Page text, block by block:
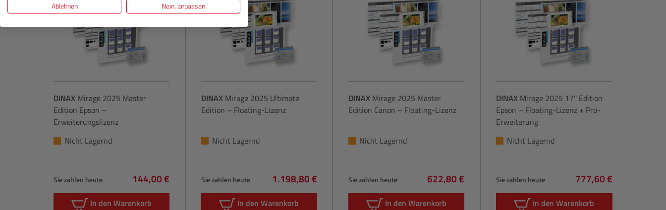
DINAX Mirage 2025 Master
Edition Epson –
Erweiterungslizenz
Nicht Lagernd
Sie zahlen heute
Regulärer Preis:
144,00 €
In den Warenkorb
DINAXMirage 2025 Ultimate
Edition – Floating-Lizenz
Nicht Lagernd
Sie zahlen heute
Regulärer Preis:
1.198,80 €
In den Warenkorb
DINAX Mirage 2025 Master
Edition Canon – Floating-Lizenz
Nicht Lagernd
Sie zahlen heute
Regulärer Preis:
622,80 €
In den Warenkorb
DINAXMirage 2025 17'' Edition
Epson – Floating-Lizenz + Pro-
Erweiterung
Nicht Lagernd
Sie zahlen heute
Regulärer Preis:
777,60 €
In den Warenkorb
Ablehnen
Nein, anpassen